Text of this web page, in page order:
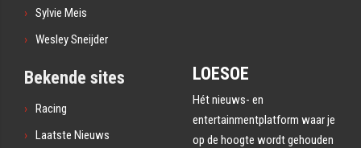
Sylvie Meis
Wesley Sneijder
Bekende sites
Racing
Laatste Nieuws
LOESOE
Hét nieuws- en
entertainmentplatform waar je
op de hoogte wordt gehouden